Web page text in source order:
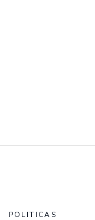
POLITICAS